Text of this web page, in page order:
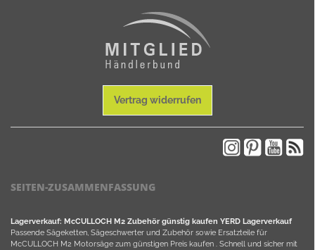
Vertrag widerrufen
SEITEN-ZUSAMMENFASSUNG
Lagerverkauf: McCULLOCH M2 Zubehör günstig kaufen YERD Lagerverkauf
Passende Sägeketten, Sägeschwerter und Zubehör sowie Ersatzteile für
McCULLOCH M2 Motorsäge zum günstigen Preis kaufen . Schnell und sicher mit